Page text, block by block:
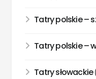
Tatry polskie –
Tatry polskie –
Tatry słowackie